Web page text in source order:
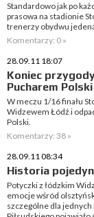
Standardowo jak po
prasowa na stadionie
trenerzy obydwu
Komentarzy: 0 »
28.09.11 18:07
Koniec
Pucharem Polski
W meczu 1/16 finału
Widzewem Łódź i
Polski.
Komentarzy: 38 »
28.09.11 08:34
Historia
Potyczki z łódzkim
emocje wśród
szczególne dla